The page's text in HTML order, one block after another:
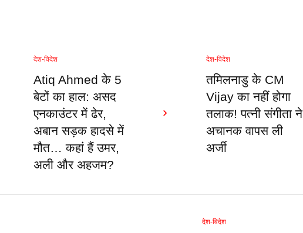
देश-विदेश
Atiq Ahmed के 5
बेटों का हाल: असद
एनकाउंटर में ढेर,
अबान सड़क हादसे में
मौत… कहां हैं उमर,
अली और अहजम?
देश-विदेश
तमिलनाडु के CM
Vijay का नहीं होगा
तलाक! पत्नी संगीता ने
अचानक वापस ली
अर्जी
देश-विदेश